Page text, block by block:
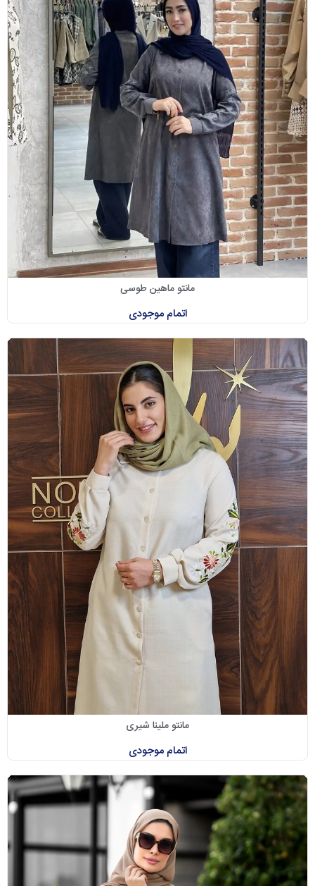
مانتو ماهین طوسی
اتمام موجودی
مانتو ملینا شیری
اتمام موجودی